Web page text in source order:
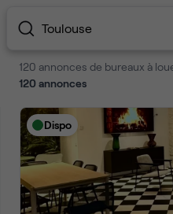
Toulouse
120 annonces de bureaux à
120 annonces
Dispo